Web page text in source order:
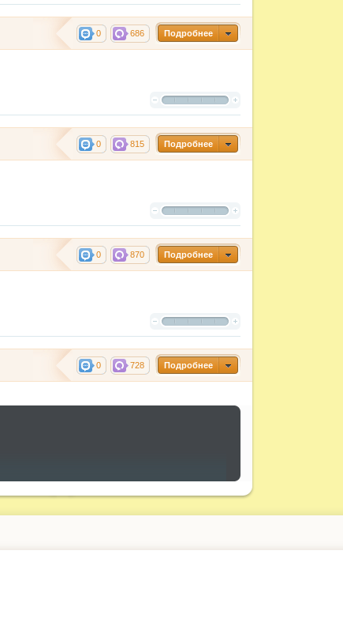
Подробнее
686
0
Подробнее
815
0
Подробнее
870
0
Подробнее
728
0